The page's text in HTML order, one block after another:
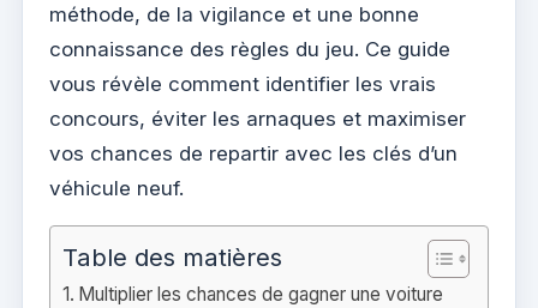
méthode, de la vigilance et une bonne
connaissance des règles du jeu. Ce guide
vous révèle comment identifier les vrais
concours, éviter les arnaques et maximiser
vos chances de repartir avec les clés d’un
véhicule neuf.
Table des matières
Multiplier les chances de gagner une voiture